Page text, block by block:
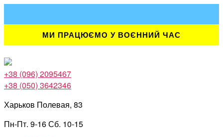
содержимомуМИ ПРАЦЮЄМО У ВОЄННИЙ ЧАС
+38 (096) 2095467
+38 (050) 3642346
Харьков Полевая, 83
Пн-Пт. 9-16 Сб. 10-15